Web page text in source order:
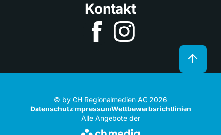
Kontakt
© by CH Regionalmedien AG 2026
DatenschutzImpressumWettbewerbsrichtlinien
Alle Angebote der